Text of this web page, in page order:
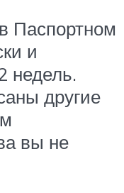
Паспортном
и
недель.
другие
вы не